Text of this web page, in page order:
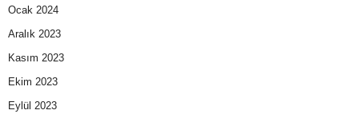
Ocak 2024
Aralık 2023
Kasım 2023
Ekim 2023
Eylül 2023